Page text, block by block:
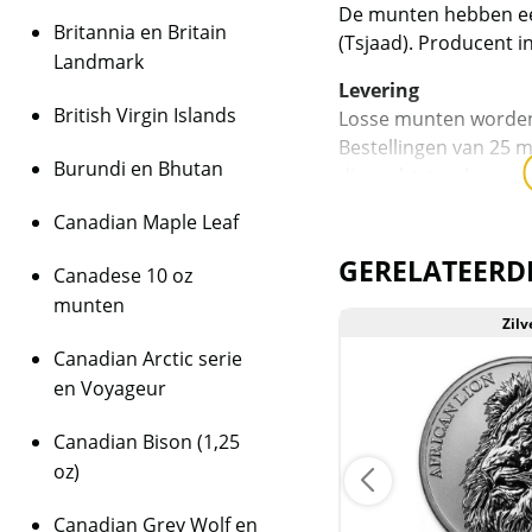
De munten hebben
(Tsjaad). Producent
Levering
Losse munten
Bestellingen van 25
die rechtstreeks van
daarmee niet
melkvlekken
Dit product wordt
houdt in dat wij btw
behalen op dit
niet op de factuur
Britannia en Britain
Landmark
British Virgin Islands
Burundi en Bhutan
Canadian Maple Leaf
Canadese 10 oz
munten
Canadian Arctic serie
en Voyageur
Canadian Bison (1,25
oz)
Canadian Grey Wolf en